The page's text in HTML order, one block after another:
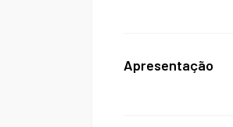
Apresentação